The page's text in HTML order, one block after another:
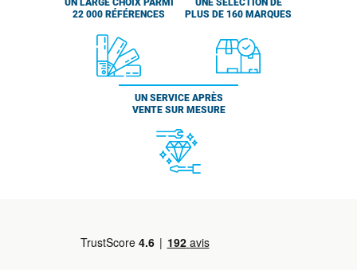
UN LARGE CHOIX PARMI
22 000 RÉFÉRENCES
UNE SÉLECTION DE
PLUS DE 160 MARQUES
UN SERVICE APRÈS
VENTE SUR MESURE